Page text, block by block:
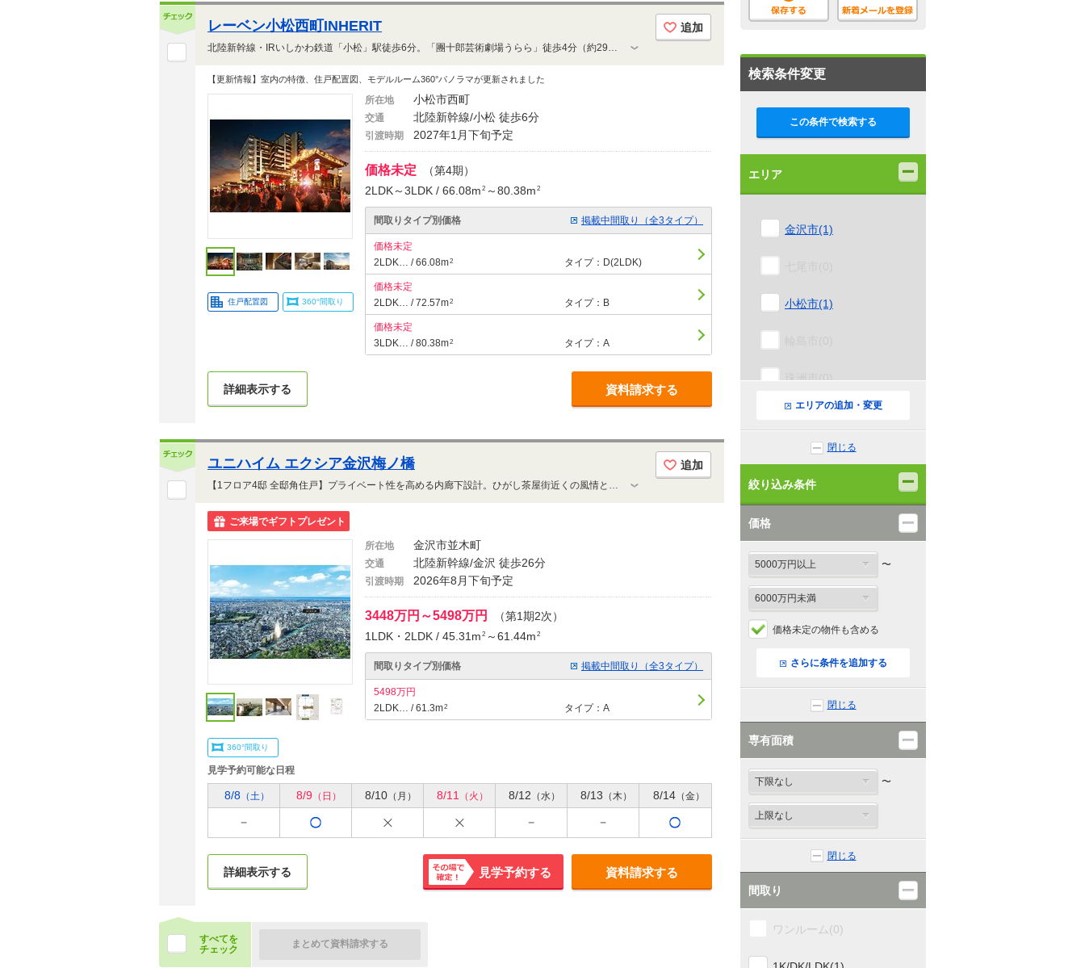
レーベン小松西町INHERIT 追加
北陸新幹線・IRいしかわ鉄道「小松」駅徒歩6分。「團十郎芸術劇場うらら」徒歩4分（約290m）など小松の伝統と日常利便が調和する立地。住まい全体の水を浄活水化する「たからの水」を採用し、暮らしの快適性と環境へのやさしさにも配慮。13階建て・全72邸の洗練レジデンス。
【更新情報】室内の特徴、住戸配置図、モデルルーム360°パノラマが更新されました
住戸配置図 360°間取り
所在地 小松市西町
交通 北陸新幹線/小松 徒歩6分
引渡時期 2027年1月下旬予定
価格未定 （第4期）
2LDK～3LDK / 66.08m 2 ～80.38m 2
間取りタイプ別価格 掲載中間取り（全3タイプ）
価格未定
2LDK… / 66.08m2 タイプ：D(2LDK)
価格未定
2LDK… / 72.57m2 タイプ：B
価格未定
3LDK… / 80.38m2 タイプ：A
詳細表示する 資料請求する
ユニハイム エクシア金沢梅ノ橋 追加
【1フロア4邸 全邸角住戸】プライベート性を高める内廊下設計。ひがし茶屋街近くの風情と歴史ある並木町アドレス、落ち着いた住環境が魅力。1LDK・2LDK、浅野川や梅ノ橋を望む「水景プラン」と、兼六園・金沢城公園の豊かな緑を望む「緑景プラン」を用意。ZEH-M Oriented認定取得。金沢市初の「ユニハイム」シリーズ誕生
ご来場でギフトプレゼント
360°間取り
所在地 金沢市並木町
交通 北陸新幹線/金沢 徒歩26分
引渡時期 2026年8月下旬予定
3448万円～5498万円
（第1期2次）
1LDK・2LDK / 45.31m 2 ～61.44m 2
間取りタイプ別価格 掲載中間取り（全3タイプ）
5498万円
2LDK… / 61.3m2 タイプ：A
見学予約可能な日程
8/8 （土） 8/9 （日） 8/10 （月） 8/11 （火） 8/12 （水） 8/13 （木） 8/14（金）
詳細表示する
その場で
見学予約する 資料請求する
すべてを
チェック
まとめて資料請求する
検索条件変更
この条件で検索する
エリア
金沢市(1)
小松市(1)
珠洲市(0)
羽咋市(0)
かほく市(0)
能美市(0)
野々市市(0)
能美郡(0)
羽咋郡(0)
鹿島郡(0)
鳳珠郡(0)
エリアの追加・変更
閉じる
絞り込み条件
価格
〜
価格未定の物件も含める
さらに条件を追加する
閉じる
専有面積
〜
閉じる
間取り
ワンルーム(0)